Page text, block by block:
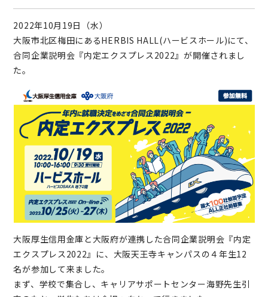
2022年10月19日（水）
大阪市北区梅田にあるHERBIS HALL(ハービスホール)にて、
合同企業説明会『内定エクスプレス2022』が開催されまし
た。
大阪厚生信用金庫と大阪府が連携した合同企業説明会『内定
エクスプレス2022』に、大阪天王寺キャンパスの４年生12
名が参加して来ました。
まず、学校で集合し、キャリアサポートセンター海野先生引